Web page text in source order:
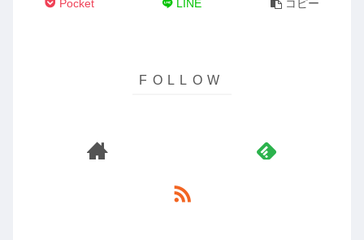
Pocket LINE コピー